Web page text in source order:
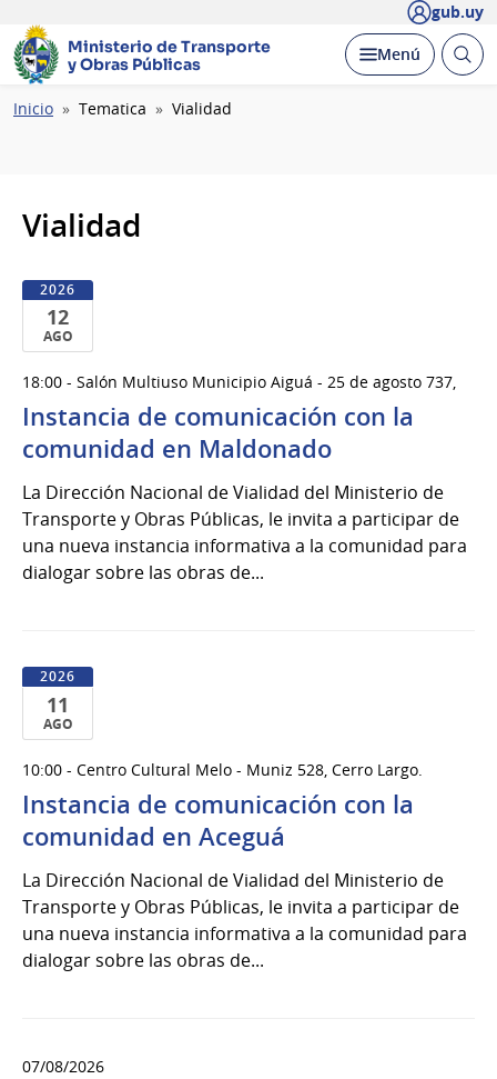
gub.uy
Ministerio de Transporte
y Obras Públicas
Desplegar
Menú Abrir
Ruta
Inicio Tematica Vialidad
Vialidad
2026
12
AGO
de
Ago
del
18:00 - Salón Multiuso Municipio Aiguá - 25 de agosto 737,
Instancia de comunicación con la
comunidad en Maldonado
La Dirección Nacional de Vialidad del Ministerio de
Transporte y Obras Públicas, le invita a participar de
una nueva instancia informativa a la comunidad para
dialogar sobre las obras de...
2026
11
AGO
de
Ago
del
10:00 - Centro Cultural Melo - Muniz 528, Cerro Largo.
Instancia de comunicación con la
comunidad en Aceguá
La Dirección Nacional de Vialidad del Ministerio de
Transporte y Obras Públicas, le invita a participar de
una nueva instancia informativa a la comunidad para
dialogar sobre las obras de...
07/08/2026